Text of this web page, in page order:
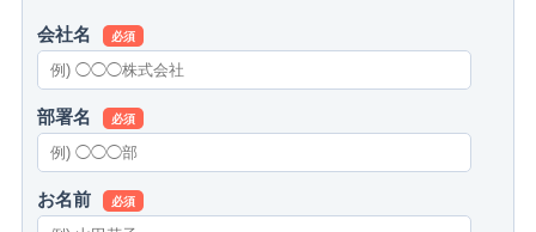
会社名 必須
部署名 必須
お名前 必須